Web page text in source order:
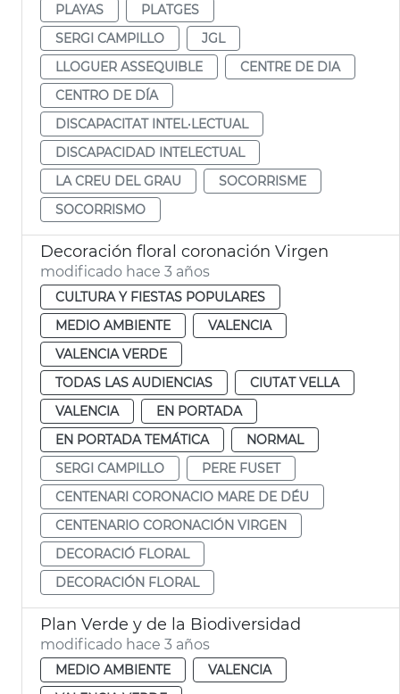
PLAYAS
PLATGES
SERGI CAMPILLO
JGL
LLOGUER ASSEQUIBLE
CENTRE DE DIA
CENTRO DE DÍA
DISCAPACITAT INTEL·LECTUAL
DISCAPACIDAD INTELECTUAL
LA CREU DEL GRAU
SOCORRISME
SOCORRISMO
Decoración floral coronación Virgen
modificado hace 3 años
CULTURA Y FIESTAS POPULARES
MEDIO AMBIENTE
VALENCIA
VALENCIA VERDE
TODAS LAS AUDIENCIAS
CIUTAT VELLA
VALENCIA
EN PORTADA
EN PORTADA TEMÁTICA
NORMAL
SERGI CAMPILLO
PERE FUSET
CENTENARI CORONACIO MARE DE DÉU
CENTENARIO CORONACIÓN VIRGEN
DECORACIÓ FLORAL
DECORACIÓN FLORAL
Plan Verde y de la Biodiversidad
modificado hace 3 años
MEDIO AMBIENTE
VALENCIA